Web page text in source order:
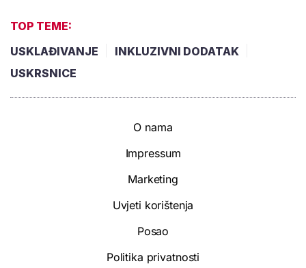
TOP TEME:
USKLAĐIVANJE
INKLUZIVNI DODATAK
USKRSNICE
O nama
Impressum
Marketing
Uvjeti korištenja
Posao
Politika privatnosti